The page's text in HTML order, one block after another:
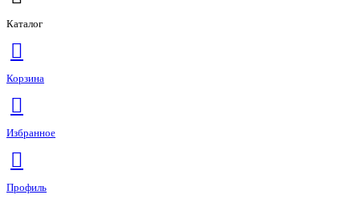
Каталог
Корзина
Избранное
Профиль